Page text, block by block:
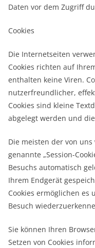
Daten vor dem Zugriff
Cookies
Die Internetseiten
Cookies richten auf
enthalten keine Viren.
nutzerfreundlicher,
Cookies sind kleine
abgelegt werden und
Die meisten der von
genannte „Session-
Besuchs automatisch
Ihrem Endgerät
Cookies ermöglichen es
Besuch
Sie können Ihren
Setzen von Cookies